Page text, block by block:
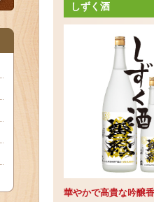
しずく酒
華やかで高貴な吟醸香